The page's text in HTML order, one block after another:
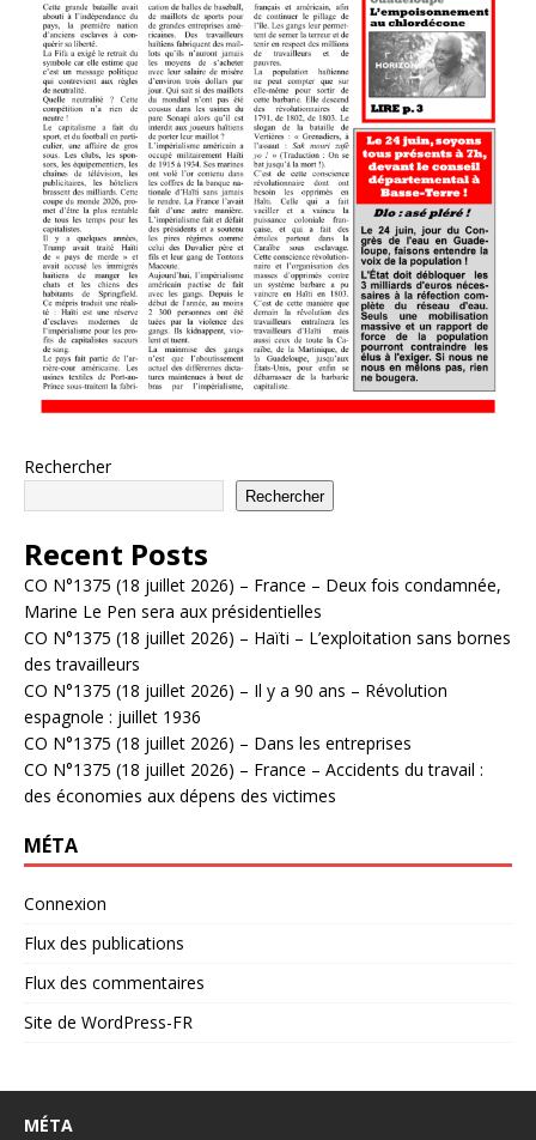
Rechercher
Rechercher
Recent Posts
CO N°1375 (18 juillet 2026) – France – Deux fois condamnée,
Marine Le Pen sera aux présidentielles
CO N°1375 (18 juillet 2026) – Haïti – L’exploitation sans bornes
des travailleurs
CO N°1375 (18 juillet 2026) – Il y a 90 ans – Révolution
espagnole : juillet 1936
CO N°1375 (18 juillet 2026) – Dans les entreprises
CO N°1375 (18 juillet 2026) – France – Accidents du travail :
des économies aux dépens des victimes
MÉTA
Connexion
Flux des publications
Flux des commentaires
Site de WordPress-FR
MÉTA